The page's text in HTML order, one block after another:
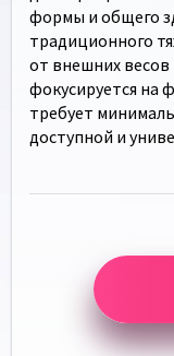
формы и общего
традиционного
от внешних весов
фокусируется на
требует
доступной и